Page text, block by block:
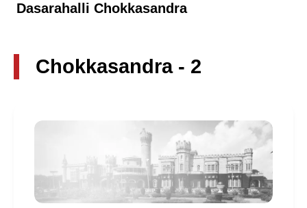
Dasarahalli Chokkasandra
Chokkasandra - 2